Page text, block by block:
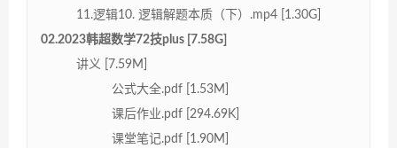
11.逻辑10. 逻辑解题本质（下）.mp4 [1.30G]
02.2023韩超数学72技plus [7.58G]
讲义 [7.59M]
公式大全.pdf [1.53M]
课后作业.pdf [294.69K]
课堂笔记.pdf [1.90M]